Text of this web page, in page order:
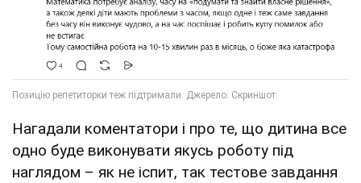
Нагадали коментатори і про те, що дитина все
одно буде виконувати якусь роботу під
наглядом – як не іспит, так тестове завдання